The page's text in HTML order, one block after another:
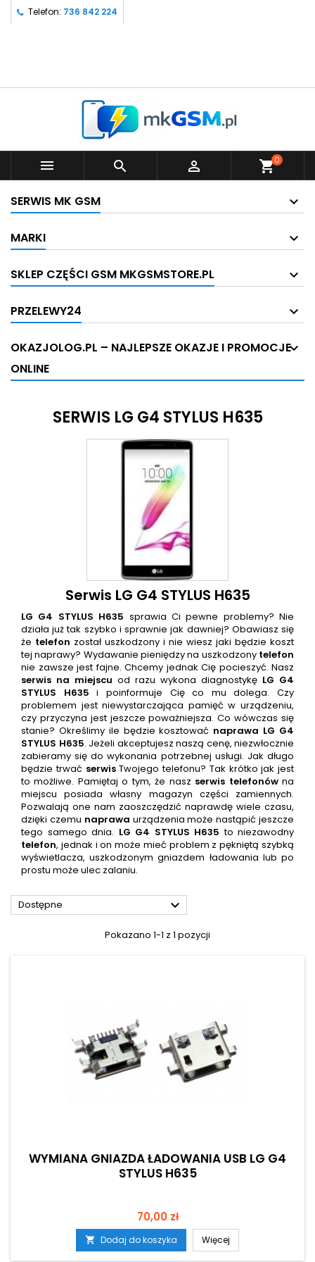
Telefon: 736 842 224
   shopping_cart0
SERWIS MK GSM
MARKI
SKLEP CZĘŚCI GSM MKGSMSTORE.PL
PRZELEWY24
OKAZJOLOG.PL – NAJLEPSZE OKAZJE I PROMOCJE
ONLINE
SERWIS LG G4 STYLUS H635
Serwis LG G4 STYLUS H635
LG G4 STYLUS H635 sprawia Ci pewne problemy? Nie
działa już tak szybko i sprawnie jak dawniej? Obawiasz się
że telefon został uszkodzony i nie wiesz jaki będzie koszt
tej naprawy? Wydawanie pieniędzy na uszkodzony telefon
nie zawsze jest fajne. Chcemy jednak Cię pocieszyć. Nasz
serwis na miejscu od razu wykona diagnostykę LG G4
STYLUS H635 i poinformuje Cię co mu dolega. Czy
problemem jest niewystarczająca pamięć w urządzeniu,
czy przyczyna jest jeszcze poważniejsza. Co wówczas się
stanie? Określimy ile będzie kosztować naprawa LG G4
STYLUS H635. Jeżeli akceptujesz naszą cenę, niezwłocznie
zabieramy się do wykonania potrzebnej usługi. Jak długo
będzie trwać serwisTwojego telefonu? Tak krótko jak jest
to możliwe. Pamiętaj o tym, że nasz serwis telefonówna
miejscu posiada własny magazyn części zamiennych.
Pozwalają one nam zaoszczędzić naprawdę wiele czasu,
dzięki czemu naprawa urządzenia może nastąpić jeszcze
tego samego dnia. LG G4 STYLUS H635to niezawodny
telefon, jednak i on może mieć problem z pękniętą szybką
wyświetlacza, uszkodzonym gniazdem ładowania lub po
prostu może ulec zalaniu.
Dostępne 
Pokazano 1-1 z 1 pozycji
WYMIANA GNIAZDA ŁADOWANIA USB LG G4
STYLUS H635
Cena
70,00 zł
 Dodaj do koszyka Więcej